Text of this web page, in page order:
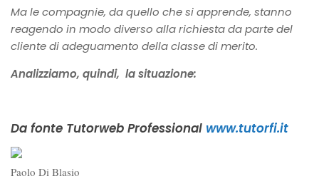
Ma le compagnie, da quello che si apprende, stanno
reagendo in modo diverso alla richiesta da parte del
cliente di adeguamento della classe di merito.
Analizziamo, quindi, la situazione:
Da fonte Tutorweb Professional www.tutorfi.it
Paolo Di Blasio